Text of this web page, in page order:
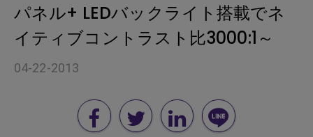
パネル+ LEDバックライト搭載でネ
イティブコントラスト比3000:1～
04-22-2013